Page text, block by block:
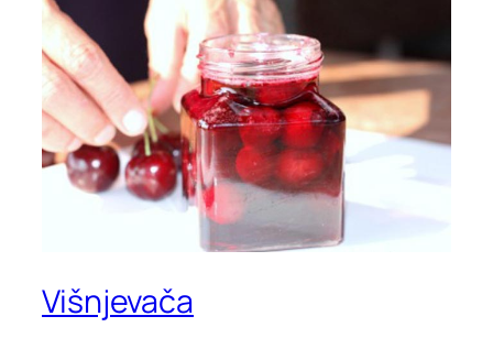
Višnjevača